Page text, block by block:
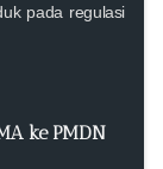
pada regulasi
ke PMDN